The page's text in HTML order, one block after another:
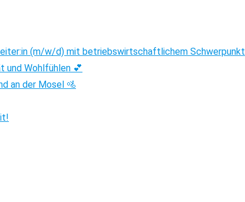
(m/w/d) mit betriebswirtschaftlichem Schwerpunkt
und Wohlfühlen 💕
an der Mosel 🚵